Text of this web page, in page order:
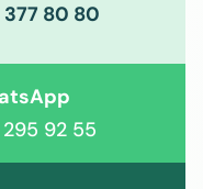
377 80 80
295 92 55